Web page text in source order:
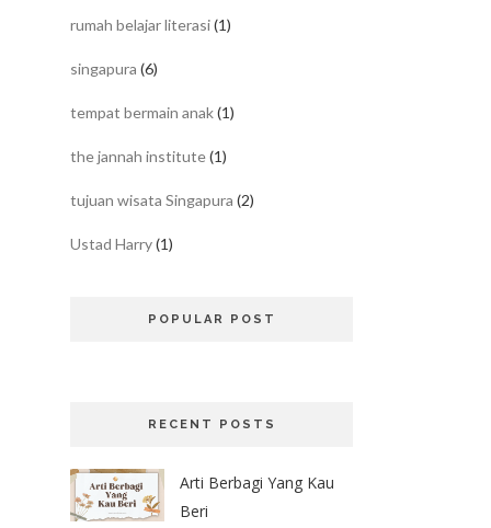
rumah belajar literasi(1)
singapura (6)
tempat bermain anak(1)
the jannah institute(1)
tujuan wisata Singapura (2)
Ustad Harry(1)
POPULAR POST
RECENT POSTS
Arti Berbagi Yang Kau
Beri